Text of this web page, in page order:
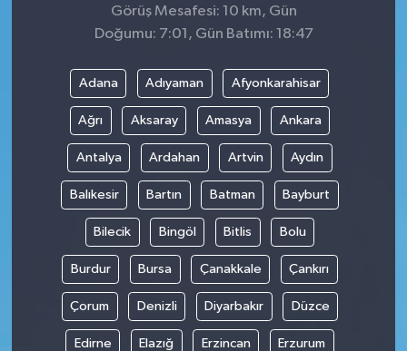
Görüş Mesafesi: 10 km, Gün
Doğumu: 7:01, Gün Batımı: 18:47
Adana Adıyaman Afyonkarahisar
Ağrı Aksaray Amasya Ankara
Antalya Ardahan Artvin Aydın
Balıkesir Bartın Batman Bayburt
Bilecik Bingöl Bitlis Bolu
Burdur Bursa Çanakkale Çankırı
Çorum Denizli Diyarbakır Düzce
Edirne Elazığ Erzincan Erzurum